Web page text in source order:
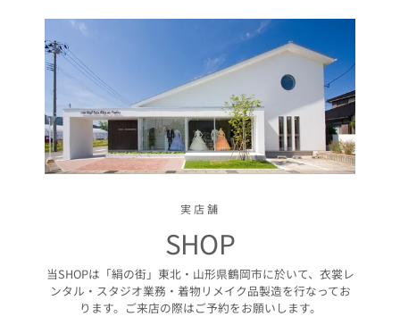
実店舗
SHOP
当SHOPは「絹の街」東北・山形県鶴岡市に於いて、衣裳レ
ンタル・スタジオ業務・着物リメイク品製造を行なってお
ります。ご来店の際はご予約をお願いします。